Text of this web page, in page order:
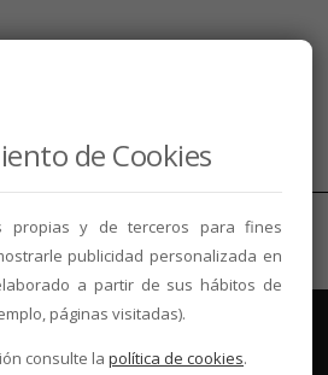
de Cookies
propias y de terceros para fines
publicidad personalizada en
a partir de sus hábitos de
páginas visitadas).
consulte la política de cookies.